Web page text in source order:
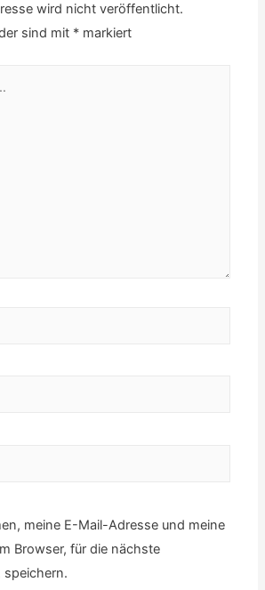
wird nicht veröffentlicht.
sind mit * markiert
meine E-Mail-Adresse und meine
Browser, für die nächste
speichern.